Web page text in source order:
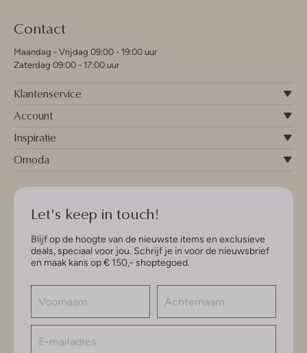
Contact
Maandag - Vrijdag 09:00 - 19:00 uur
Zaterdag 09:00 - 17:00 uur
Klantenservice
Account
Inspiratie
Omoda
Let's keep in touch!
Blijf op de hoogte van de nieuwste items en exclusieve
deals, speciaal voor jou. Schrijf je in voor de nieuwsbrief
en maak kans op € 150,- shoptegoed.